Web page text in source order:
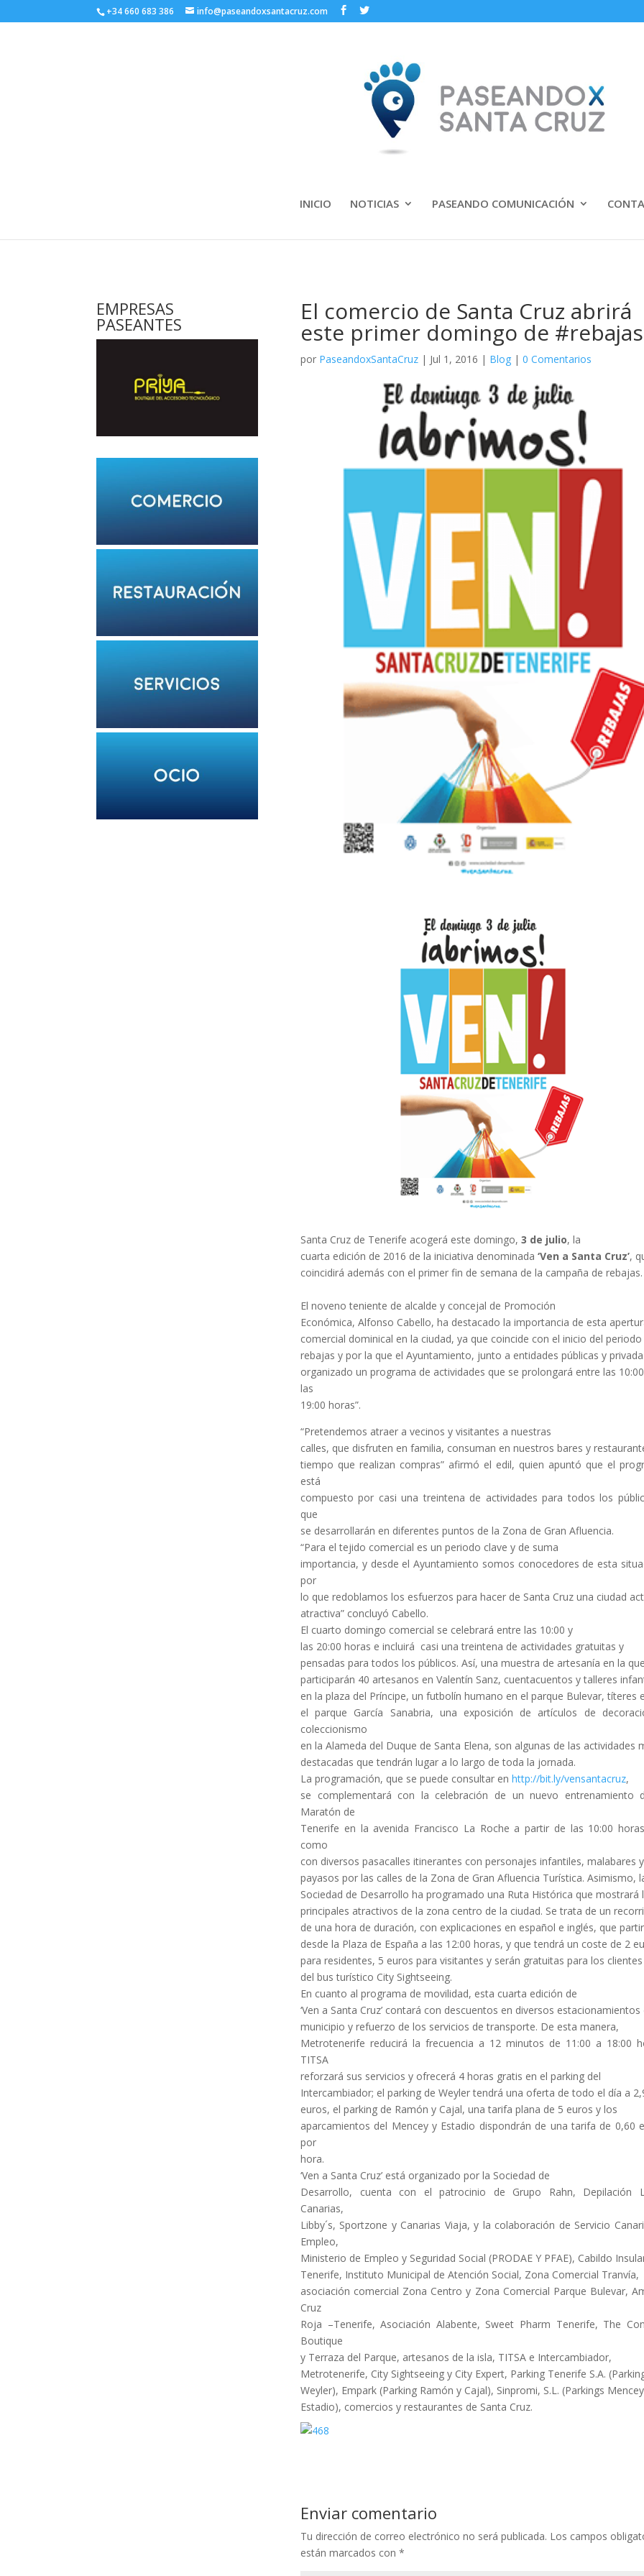
+34 660 683 386 info@paseandoxsantacruz.com
INICIO NOTICIAS PASEANDO COMUNICACIÓN
EMPRESAS
PASEANTES El comercio de Santa Cruz abrirá
este primer domingo de #rebajas
por PaseandoxSantaCruz| Jul 1, 2016 | Blog| 0 Comentarios
Santa Cruz de Tenerife acogerá este domingo, 3 de julio, la
cuarta edición de 2016 de la iniciativa denominada ‘Ven a Santa Cruz’,
coincidirá además con el primer fin de semana de la campaña de rebajas.
El noveno teniente de alcalde y concejal de Promoción
Económica, Alfonso Cabello, ha destacado la importancia de esta
comercial dominical en la ciudad, ya que coincide con el inicio del
rebajas y por la que el Ayuntamiento, junto a entidades públicas y
organizado un programa de actividades que se prolongará entre las
las
19:00 horas”.
“Pretendemos atraer a vecinos y visitantes a nuestras
calles, que disfruten en familia, consuman en nuestros bares y
tiempo que realizan compras” afirmó el edil, quien apuntó que el
está
compuesto por casi una treintena de actividades para todos los
que
se desarrollarán en diferentes puntos de la Zona de Gran Afluencia.
“Para el tejido comercial es un periodo clave y de suma
importancia, y desde el Ayuntamiento somos conocedores de esta
por
lo que redoblamos los esfuerzos para hacer de Santa Cruz una ciudad
atractiva” concluyó Cabello.
El cuarto domingo comercial se celebrará entre las 10:00 y
las 20:00 horas e incluirá casi una treintena de actividades gratuitas y
pensadas para todos los públicos. Así, una muestra de artesanía en la
participarán 40 artesanos en Valentín Sanz, cuentacuentos y talleres
en la plaza del Príncipe, un futbolín humano en el parque Bulevar, títeres
el parque García Sanabria, una exposición de artículos de
coleccionismo
en la Alameda del Duque de Santa Elena, son algunas de las actividades
destacadas que tendrán lugar a lo largo de toda la jornada.
La programación, que se puede consultar en http://bit.ly/vensantacruz,
se complementará con la celebración de un nuevo entrenamiento
Maratón de
Tenerife en la avenida Francisco La Roche a partir de las 10:00
como
con diversos pasacalles itinerantes con personajes infantiles, malabares y
payasos por las calles de la Zona de Gran Afluencia Turística. Asimismo,
Sociedad de Desarrollo ha programado una Ruta Histórica que mostrará
principales atractivos de la zona centro de la ciudad. Se trata de un
de una hora de duración, con explicaciones en español e inglés, que
desde la Plaza de España a las 12:00 horas, y que tendrá un coste de 2
para residentes, 5 euros para visitantes y serán gratuitas para los clientes
del bus turístico City Sightseeing.
En cuanto al programa de movilidad, esta cuarta edición de
‘Ven a Santa Cruz’ contará con descuentos en diversos estacionamientos
municipio y refuerzo de los servicios de transporte. De esta manera,
Metrotenerife reducirá la frecuencia a 12 minutos de 11:00 a 18:00
TITSA
reforzará sus servicios y ofrecerá 4 horas gratis en el parking del
Intercambiador; el parking de Weyler tendrá una oferta de todo el día a
euros, el parking de Ramón y Cajal, una tarifa plana de 5 euros y los
aparcamientos del Mencey y Estadio dispondrán de una tarifa de 0,60
por
hora.
‘Ven a Santa Cruz’ está organizado por la Sociedad de
Desarrollo, cuenta con el patrocinio de Grupo Rahn, Depilación
Canarias,
Libby´s, Sportzone y Canarias Viaja, y la colaboración de Servicio
Empleo,
Ministerio de Empleo y Seguridad Social (PRODAE Y PFAE), Cabildo
Tenerife, Instituto Municipal de Atención Social, Zona Comercial Tranvía,
asociación comercial Zona Centro y Zona Comercial Parque Bulevar,
Cruz
Roja –Tenerife, Asociación Alabente, Sweet Pharm Tenerife, The
Boutique
y Terraza del Parque, artesanos de la isla, TITSA e Intercambiador,
Metrotenerife, City Sightseeing y City Expert, Parking Tenerife S.A.
Weyler), Empark (Parking Ramón y Cajal), Sinpromi, S.L. (Parkings
Estadio), comercios y restaurantes de Santa Cruz.
Enviar comentario
Tu dirección de correo electrónico no será publicada. Los campos
están marcados con *